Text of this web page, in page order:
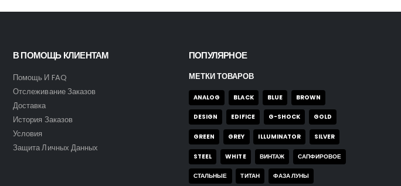
В ПОМОЩЬ КЛИЕНТАМ
Помощь И FAQ
Отслеживание Заказов
Доставка
История Заказов
Условия
Защита Личных Данных
ПОПУЛЯРНОЕ
МЕТКИ ТОВАРОВ
ANALOG BLACK BLUE BROWN
DESIGN EDIFICE G-SHOCK GOLD
GREEN GREY ILLUMINATOR SILVER
STEEL WHITE ВИНТАЖ САПФИРОВОЕ
СТАЛЬНЫЕ ТИТАН ФАЗА ЛУНЫ